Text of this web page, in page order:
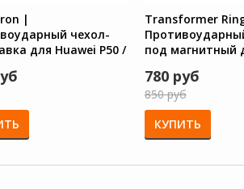
|
чехол-
для Huawei P50 /
Transformer
под магнитный
780 руб
850 руб
КУПИТЬ